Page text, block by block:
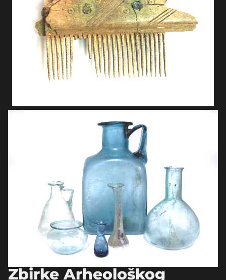
Zbirke Arheološkog